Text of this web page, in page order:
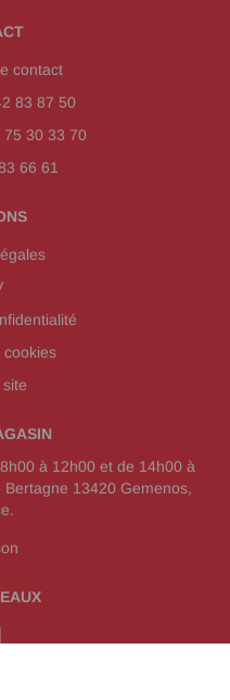
contact
83 87 50
30 33 70
66 61
cookies
à 12h00 et de 14h00 à
13420 Gemenos,